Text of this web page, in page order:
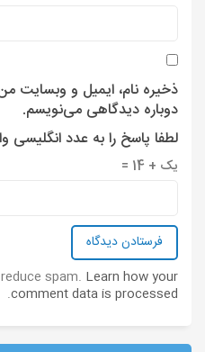
ذخیره نام، ایمیل و وبسایت
دوباره دیدگاهی می‌نویسم.
لطفا پاسخ را به عدد انگلیسی
یک + 14 =
spam. Learn how your
comment data is processed
.